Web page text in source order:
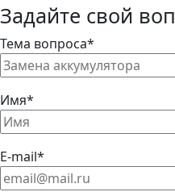
Задайте свой
Тема вопроса*
Имя*
E-mail*